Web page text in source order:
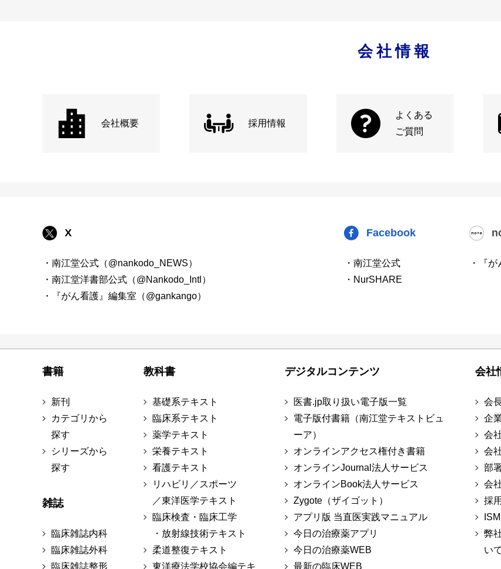
会社情報
会社概要 採用情報
よくある
ご質問
X
・南江堂公式（@nankodo_NEWS）
・南江堂洋書部公式（@Nankodo_Intl）
・『がん看護』編集室（@gankango）
Facebook
・南江堂公式
・NurSHARE
・『
書籍
新刊
カテゴリから
探す
シリーズから
探す
雑誌
臨床雑誌内科
臨床雑誌外科
臨床雑誌整形
教科書
基礎系テキスト
臨床系テキスト
薬学テキスト
栄養テキスト
看護テキスト
リハビリ／スポーツ
／東洋医学テキスト
臨床検査・臨床工学
・放射線技術テキスト
柔道整復テキスト
東洋療法学校協会編テキ
デジタルコンテンツ
医書.jp取り扱い電子版一覧
電子版付書籍（南江堂テキストビュ
ーア）
オンラインアクセス権付き書籍
オンラインJournal法人サービス
オンラインBook法人サービス
Zygote（ザイゴット）
アプリ版 当直医実践マニュアル
今日の治療薬アプリ
今日の治療薬WEB
最新の臨床WEB
会社
会
企
会
会
部
会
採
弊
いて